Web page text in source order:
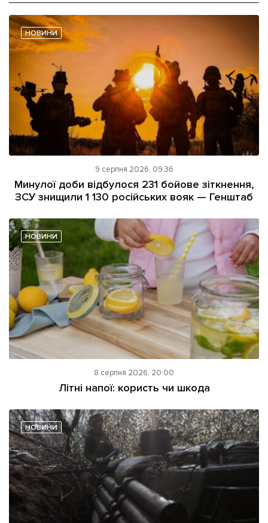
НОВИНИ
9 серпня 2026, 09:36
Минулої доби відбулося 231 бойове зіткнення,
ЗСУ знищили 1 130 російських вояк — Генштаб
НОВИНИ
8 серпня 2026, 20:00
Літні напої: користь чи шкода
НОВИНИ